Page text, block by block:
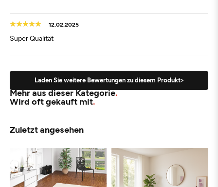
12.02.2025
Super Qualität
Laden Sie weitere Bewertungen zu diesem Produkt>
Mehr aus dieser Kategorie
Wird oft gekauft mit
Zuletzt angesehen